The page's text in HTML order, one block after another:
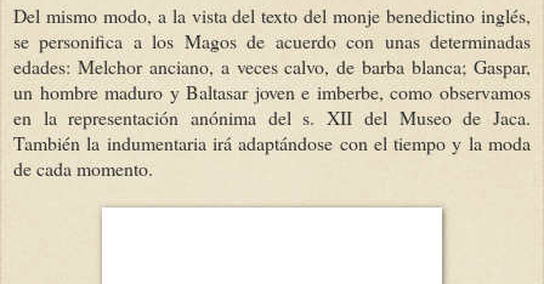
Del mismo modo, a la vista del texto del monje benedictino inglés,
se personifica a los Magos de acuerdo con unas determinadas
edades: Melchor anciano, a veces calvo, de barba blanca; Gaspar,
un hombre maduro y Baltasar joven e imberbe, como observamos
en la representación anónima del s. XII del Museo de Jaca.
También la indumentaria irá adaptándose con el tiempo y la moda
de cada momento.